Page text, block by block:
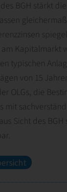
BGH stärkt
am Kapitalmarkt
typischen
von 15
OLGs, die
mit
Sicht des